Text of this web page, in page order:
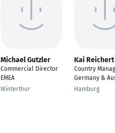
Michael Gutzler
Commercial Director
EMEA
Winterthur
Kai Reichert
Country
Germany &
Hamburg